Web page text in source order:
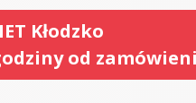
Kłodzko
od